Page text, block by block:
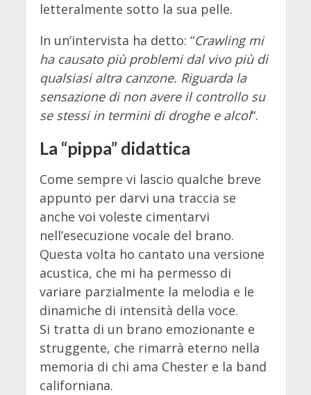
letteralmente sotto la sua pelle.
In un’intervista ha detto: “Crawling mi
ha causato più problemi dal vivo più di
qualsiasi altra canzone. Riguarda la
sensazione di non avere il controllo su
se stessi in termini di droghe e alcol“.
La “pippa” didattica
Come sempre vi lascio qualche breve
appunto per darvi una traccia se
anche voi voleste cimentarvi
nell’esecuzione vocale del brano.
Questa volta ho cantato una versione
acustica, che mi ha permesso di
variare parzialmente la melodia e le
dinamiche di intensità della voce.
Si tratta di un brano emozionante e
struggente, che rimarrà eterno nella
memoria di chi ama Chester e la band
californiana.